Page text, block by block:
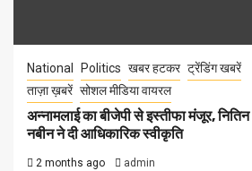
National Politics खबर हटकर ट्रेंडिंग खबरें
ताज़ा ख़बरें सोशल मीडिया वायरल
अन्नामलाई का बीजेपी से इस्तीफा मंजूर, नितिन
नबीन ने दी आधिकारिक स्वीकृति
2 months ago admin